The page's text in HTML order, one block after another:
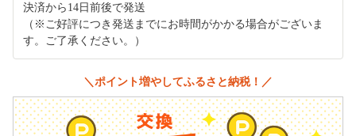
決済から14日前後で発送
（※ご好評につき発送までにお時間がかかる場合がございま
す。ご了承ください。）
＼ポイント増やしてふるさと納税！／